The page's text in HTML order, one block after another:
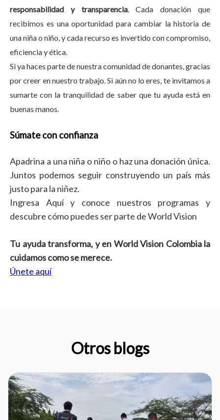
responsabilidad y transparencia. Cada donación que
recibimos es una oportunidad para cambiar la historia de
una niña o niño, y cada recurso es invertido con compromiso,
eficiencia y ética.
Si ya haces parte de nuestra comunidad de donantes, gracias
por creer en nuestro trabajo. Si aún no lo eres, te invitamos a
sumarte con la tranquilidad de saber que tu ayuda está en
buenas manos.
Súmate con confianza
Apadrina a una niña o niño o haz una donación única.
Juntos podemos seguir construyendo un país más
justo para la niñez.
Ingresa Aquí y conoce nuestros programas y
descubre cómo puedes ser parte de World Vision
Tu ayuda transforma, y en World Vision Colombia la
cuidamos como se merece.
Únete aquí
Otros blogs